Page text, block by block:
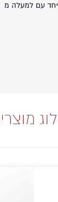
יחד עם למעלה מ